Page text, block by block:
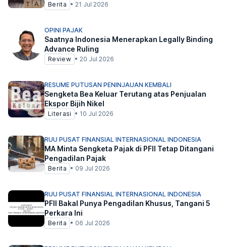
Berita • 21 Jul 2026
OPINI PAJAK
Saatnya Indonesia Menerapkan Legally Binding
Advance Ruling
Review • 20 Jul 2026
RESUME PUTUSAN PENINJAUAN KEMBALI
Sengketa Bea Keluar Terutang atas Penjualan
Ekspor Bijih Nikel
Literasi • 10 Jul 2026
RUU PUSAT FINANSIAL INTERNASIONAL INDONESIA
MA Minta Sengketa Pajak di PFII Tetap Ditangani
Pengadilan Pajak
Berita • 09 Jul 2026
RUU PUSAT FINANSIAL INTERNASIONAL INDONESIA
PFII Bakal Punya Pengadilan Khusus, Tangani 5
Perkara Ini
Berita • 06 Jul 2026